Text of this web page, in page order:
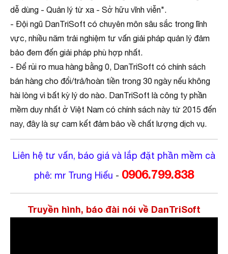
dễ dùng - Quản lý từ xa - Sở hữu vĩnh viễn".
- Đội ngũ DanTriSoft có chuyên môn sâu sắc trong lĩnh
vực, nhiều năm trải nghiệm tư vấn giải pháp quản lý đảm
bảo đem đến giải pháp phù hợp nhất.
- Để rủi ro mua hàng bằng 0, DanTriSoft có chính sách
bán hàng cho đổi/trả/hoàn tiền trong 30 ngày nếu không
hài lòng vì bất kỳ lý do nào. DanTriSoft là công ty phần
mềm duy nhất ở Việt Nam có chính sách này từ 2015 đến
nay, đây là sự cam kết đảm bảo về chất lượng dịch vụ.
Liên hệ tư vấn, báo giá và lắp đặt phần mềm cà
phê: mr Trung Hiếu - 0906.799.838
Truyền hình, báo đài nói về DanTriSoft